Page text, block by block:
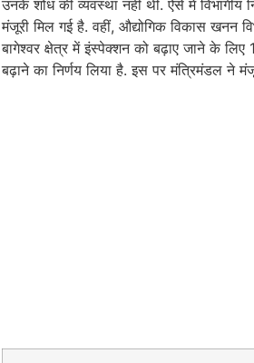
उनके शोध की व्यवस्था नहीं थी. ऐसे में विभागीय
मंजूरी मिल गई है. वहीं, औद्योगिक विकास खनन
बागेश्वर क्षेत्र में इंस्पेक्शन को बढ़ाए जाने के लिए
बढ़ाने का निर्णय लिया है. इस पर मंत्रिमंडल ने